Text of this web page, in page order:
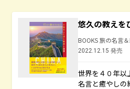
悠久の教えを
BOOKS 旅の名言
2022.12.15 発売
世界を４０年以
名言と癒やしの